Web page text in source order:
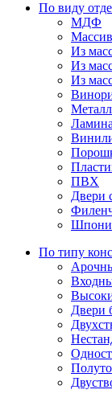
По виду
МДФ
Из
Из
Из
ПВХ
Двери
По типу
Двери